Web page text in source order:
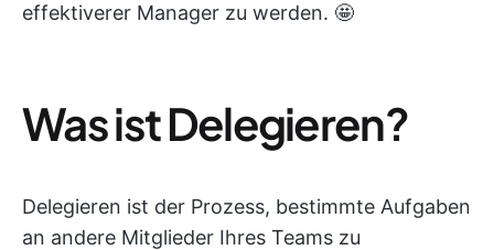
effektiverer Manager zu werden. 🤩
Was ist Delegieren?
Delegieren ist der Prozess, bestimmte Aufgaben
an andere Mitglieder Ihres Teams zu